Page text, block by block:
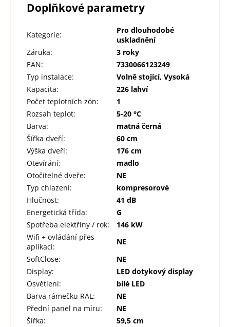
Doplňkové parametry
Kategorie:
Pro dlouhodobé
uskladnění
Záruka:
3 roky
EAN:
7330066123249
Typ instalace:
Volně stojící, Vysoká
Kapacita:
226 lahví
Počet teplotních zón:
1
Rozsah teplot:
5-20 °C
Barva:
matná černá
Šířka dveří:
60 cm
Výška dveří:
176 cm
Otevírání:
madlo
Otočitelné dveře:
NE
Typ chlazení:
kompresorové
Hlučnost:
41 dB
Energetická třída:
G
Spotřeba elektřiny / rok:
146 kW
Wifi + ovládání přes
aplikaci:
NE
SoftClose:
NE
Display:
LED dotykový display
Osvětlení:
bílé LED
Barva rámečku RAL:
NE
Přední panel na míru:
NE
Šířka:
59,5 cm